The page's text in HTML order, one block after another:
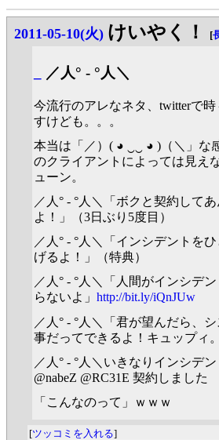
2011-05-10(火) けいやく！ [
／人° - °人＼
今流行のアレなネタ、twitterで
すけども。。。
本当は「／）( ◕ ‿‿ ◕ )（＼」な
のクライアントによっては見え
ューン。
／人° - °人＼「ボクと契約して
よ！」（3日ぶり5度目）
／人° - °人＼「インシデントを
げるよ！」（特典）
／人° - °人＼「人間がインシデ
らないよ」 http://bit.ly/iQnJUw
／人° - °人＼「君が望んだら、
事だってできるよ！キュップィ
／人° - °人＼いきなりインシデ
@nabeZ @RC31E 契約しました
「こんなのって」ｗｗｗ
[ツッコミを入れる]